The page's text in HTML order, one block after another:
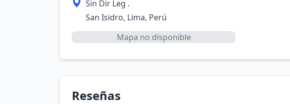
Sin Dir Leg .
San Isidro, Lima, Perú
Mapa no disponible
Reseñas